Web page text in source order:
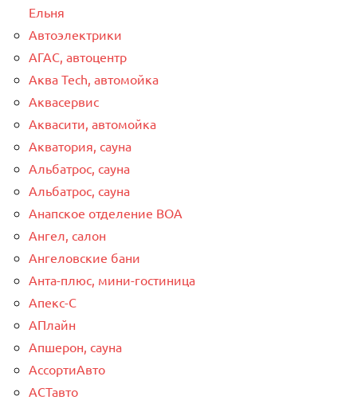
Ельня
Автоэлектрики
АГАС, автоцентр
Аква Tech, автомойка
Аквасервис
Аквасити, автомойка
Акватория, сауна
Альбатрос, сауна
Альбатрос, сауна
Анапское отделение ВОА
Ангел, салон
Ангеловские бани
Анта-плюс, мини-гостиница
Апекс-С
АПлайн
Апшерон, сауна
АссортиАвто
АСТавто